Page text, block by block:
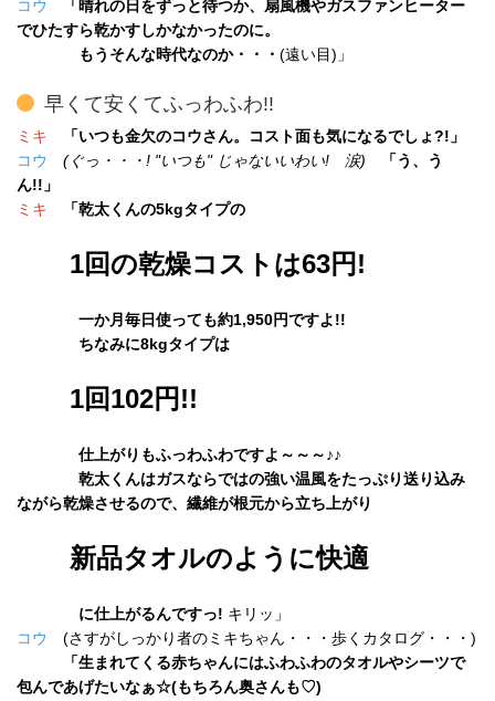
コウ
「晴れの日をずっと待つか、扇風機やガスファンヒーター
でひたすら乾かすしかなかったのに。
もうそんな時代なのか・・・ (遠い目)」
早くて安くてふっわふわ!!
ミキ
「いつも金欠のコウさん。コスト面も気になるでしょ?!」
コウ
(ぐっ・・・! "いつも" じゃないいわい! 涙)
「う、う
ん!!」
ミキ
「乾太くんの5kgタイプの
1回の乾燥コストは63円!
一か月毎日使っても約1,950円ですよ!!
ちなみに8kgタイプは
1回102円!!
仕上がりもふっわふわですよ～～～♪♪
乾太くんはガスならではの強い温風をたっぷり送り込み
ながら乾燥させるので、繊維が根元から立ち上がり
新品タオルのように快適
に仕上がるんですっ! キリッ」
コウ
(さすがしっかり者のミキちゃん・・・歩くカタログ・・・)
「生まれてくる赤ちゃんにはふわふわのタオルやシーツで
包んであげたいなぁ☆(もちろん奥さんも♡)